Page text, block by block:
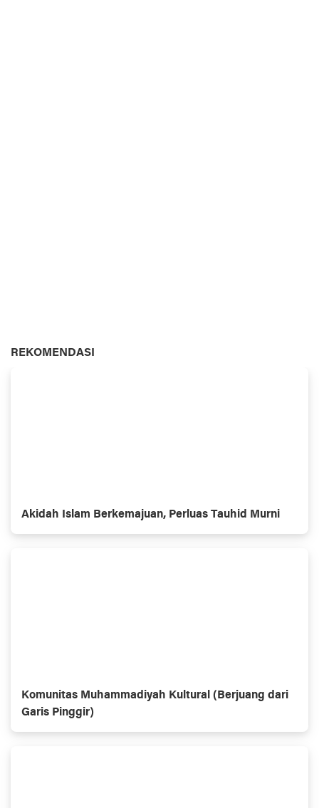
REKOMENDASI
Akidah Islam Berkemajuan, Perluas Tauhid Murni
Komunitas Muhammadiyah Kultural (Berjuang dari
Garis Pinggir)